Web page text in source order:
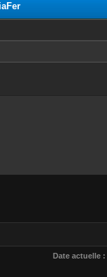
Date actuelle :